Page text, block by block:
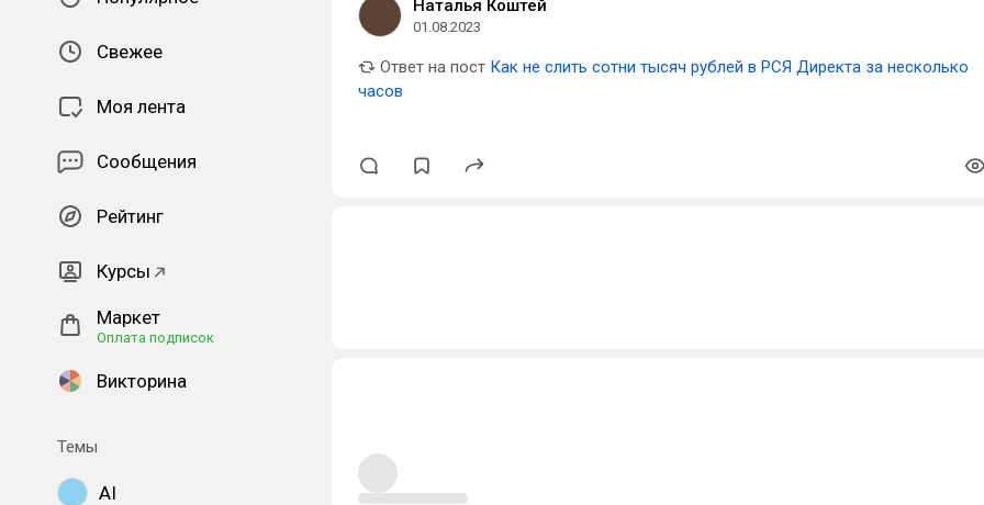
Свежее
Моя лента
Сообщения
Рейтинг
Курсы
Маркет
Оплата подписок
Викторина
Темы
AI
Наталья Коштей
01.08.2023
Ответ на пост Как не слить сотни тысяч рублей в РСЯ Директа за несколько
часов